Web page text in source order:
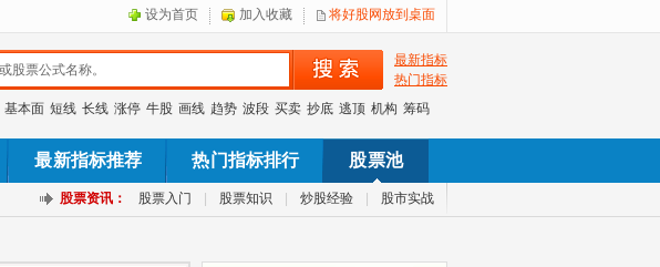
设为首页 加入收藏 将好股网放到桌面
最新指标
热门指标
基本面 短线 长线 涨停 牛股 画线 趋势 波段 买卖 抄底 逃顶 机构 筹码
最新指标推荐 热门指标排行 股票池
股票资讯： 股票入门 股票知识 炒股经验 股市实战